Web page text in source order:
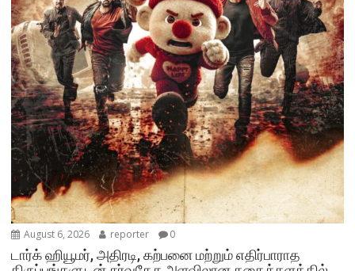
August 6, 2026 reporter 0
டார்க் ஹியூமர், அதிரடி, கற்பனை மற்றும் எதிர்பாராத